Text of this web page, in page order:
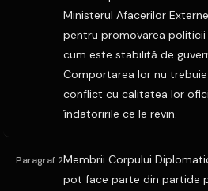
Ministerul Afacerilor
pentru promovarea
cum este stabilită de
Comportarea lor nu trebuie
conflict cu calitatea lor
îndatoririle ce le revin.
Paragraf 2Membrii Corpului
pot face parte din partide